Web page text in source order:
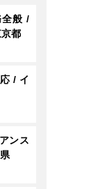
全般 /
都
/ イ
ンス